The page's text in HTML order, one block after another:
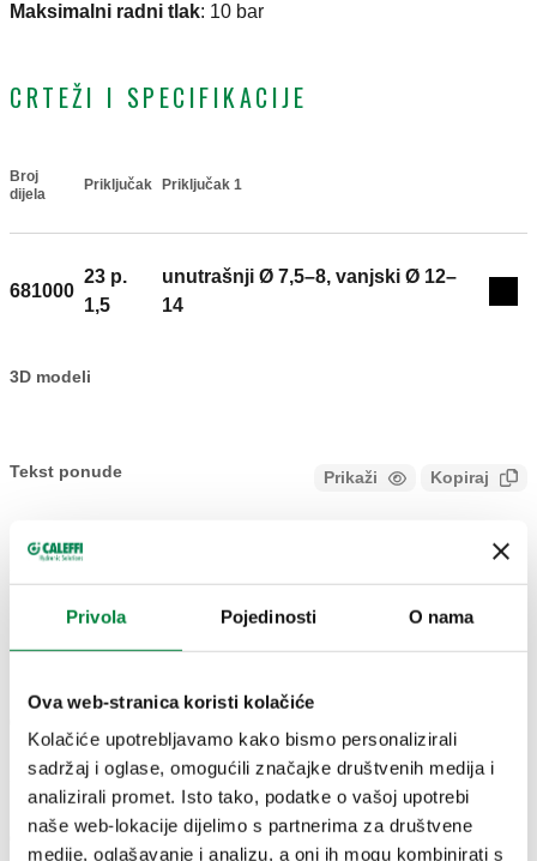
Privola Pojedinosti O nama
Ova web-stranica koristi kolačiće
Kolačiće upotrebljavamo kako bismo personalizirali
sadržaj i oglase, omogućili značajke društvenih medija i
analizirali promet. Isto tako, podatke o vašoj upotrebi
naše web-lokacije dijelimo s partnerima za društvene
medije, oglašavanje i analizu, a oni ih mogu kombinirati s
Maksimalni radni tlak: 10 bar
CRTEŽI I SPECIFIKACIJE
Broj
dijela
Priključak Priključak 1
681000
23 p.
1,5
unutrašnji Ø 7,5–8, vanjski Ø 12–
14
3D modeli
Tekst ponude Prikaži Kopiraj
jednoslojne i višeslojne plastične cijevi. Tmin÷Tmax: 5÷80°C
(PE-X) 5÷75°C (Višeslojne cijevi 95°C). Priključak: 23 p. 1,5,
Priključak za spojnice Caleffi. Priključak 1: unutrašnji Ø 7,5–
8, vanjski Ø 12–14. Maksimalni radni tlak: 10 bar. Završni
SCIP code
78b5c466-aeaa-4176-bcfa-
2eeec6104eb5
23 p.
1,5
unutrašnji Ø 9–9,5, vanjski Ø 14–
16
681001
23 p.
1,5
unutrašnji Ø 9,5–10, vanjski Ø 12–
14